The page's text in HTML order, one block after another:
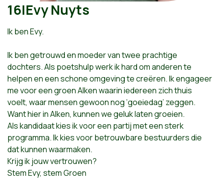
16|Evy Nuyts
Ik ben Evy.
Ik ben getrouwd en moeder van twee prachtige
dochters. Als poetshulp werk ik hard om anderen te
helpen en een schone omgeving te creëren. Ik engageer
me voor een groen Alken waarin iedereen zich thuis
voelt, waar mensen gewoon nog ‘goeiedag’ zeggen.
Want hier in Alken, kunnen we geluk laten groeien.
Als kandidaat kies ik voor een partij met een sterk
programma. Ik kies voor betrouwbare bestuurders die
dat kunnen waarmaken.
Krijg ik jouw vertrouwen?
Stem Evy, stem Groen